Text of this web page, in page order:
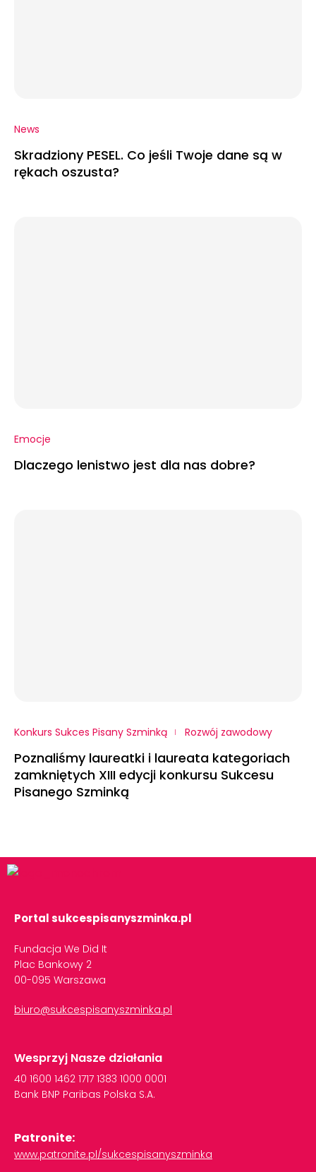
News
Skradziony PESEL. Co jeśli Twoje dane są w
rękach oszusta?
Emocje
Dlaczego lenistwo jest dla nas dobre?
Konkurs Sukces Pisany Szminką Rozwój zawodowy
Poznaliśmy laureatki i laureata kategoriach
zamkniętych XIII edycji konkursu Sukcesu
Pisanego Szminką
Portal sukcespisanyszminka.pl
Fundacja We Did It
Plac Bankowy 2
00-095 Warszawa
biuro@sukcespisanyszminka.pl
Wesprzyj Nasze działania
40 1600 1462 1717 1383 1000 0001
Bank BNP Paribas Polska S.A.
Patronite:
www.patronite.pl/sukcespisanyszminka